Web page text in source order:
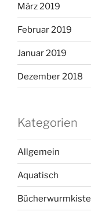
März 2019
Februar 2019
Januar 2019
Dezember 2018
Kategorien
Allgemein
Aquatisch
Bücherwurmkiste